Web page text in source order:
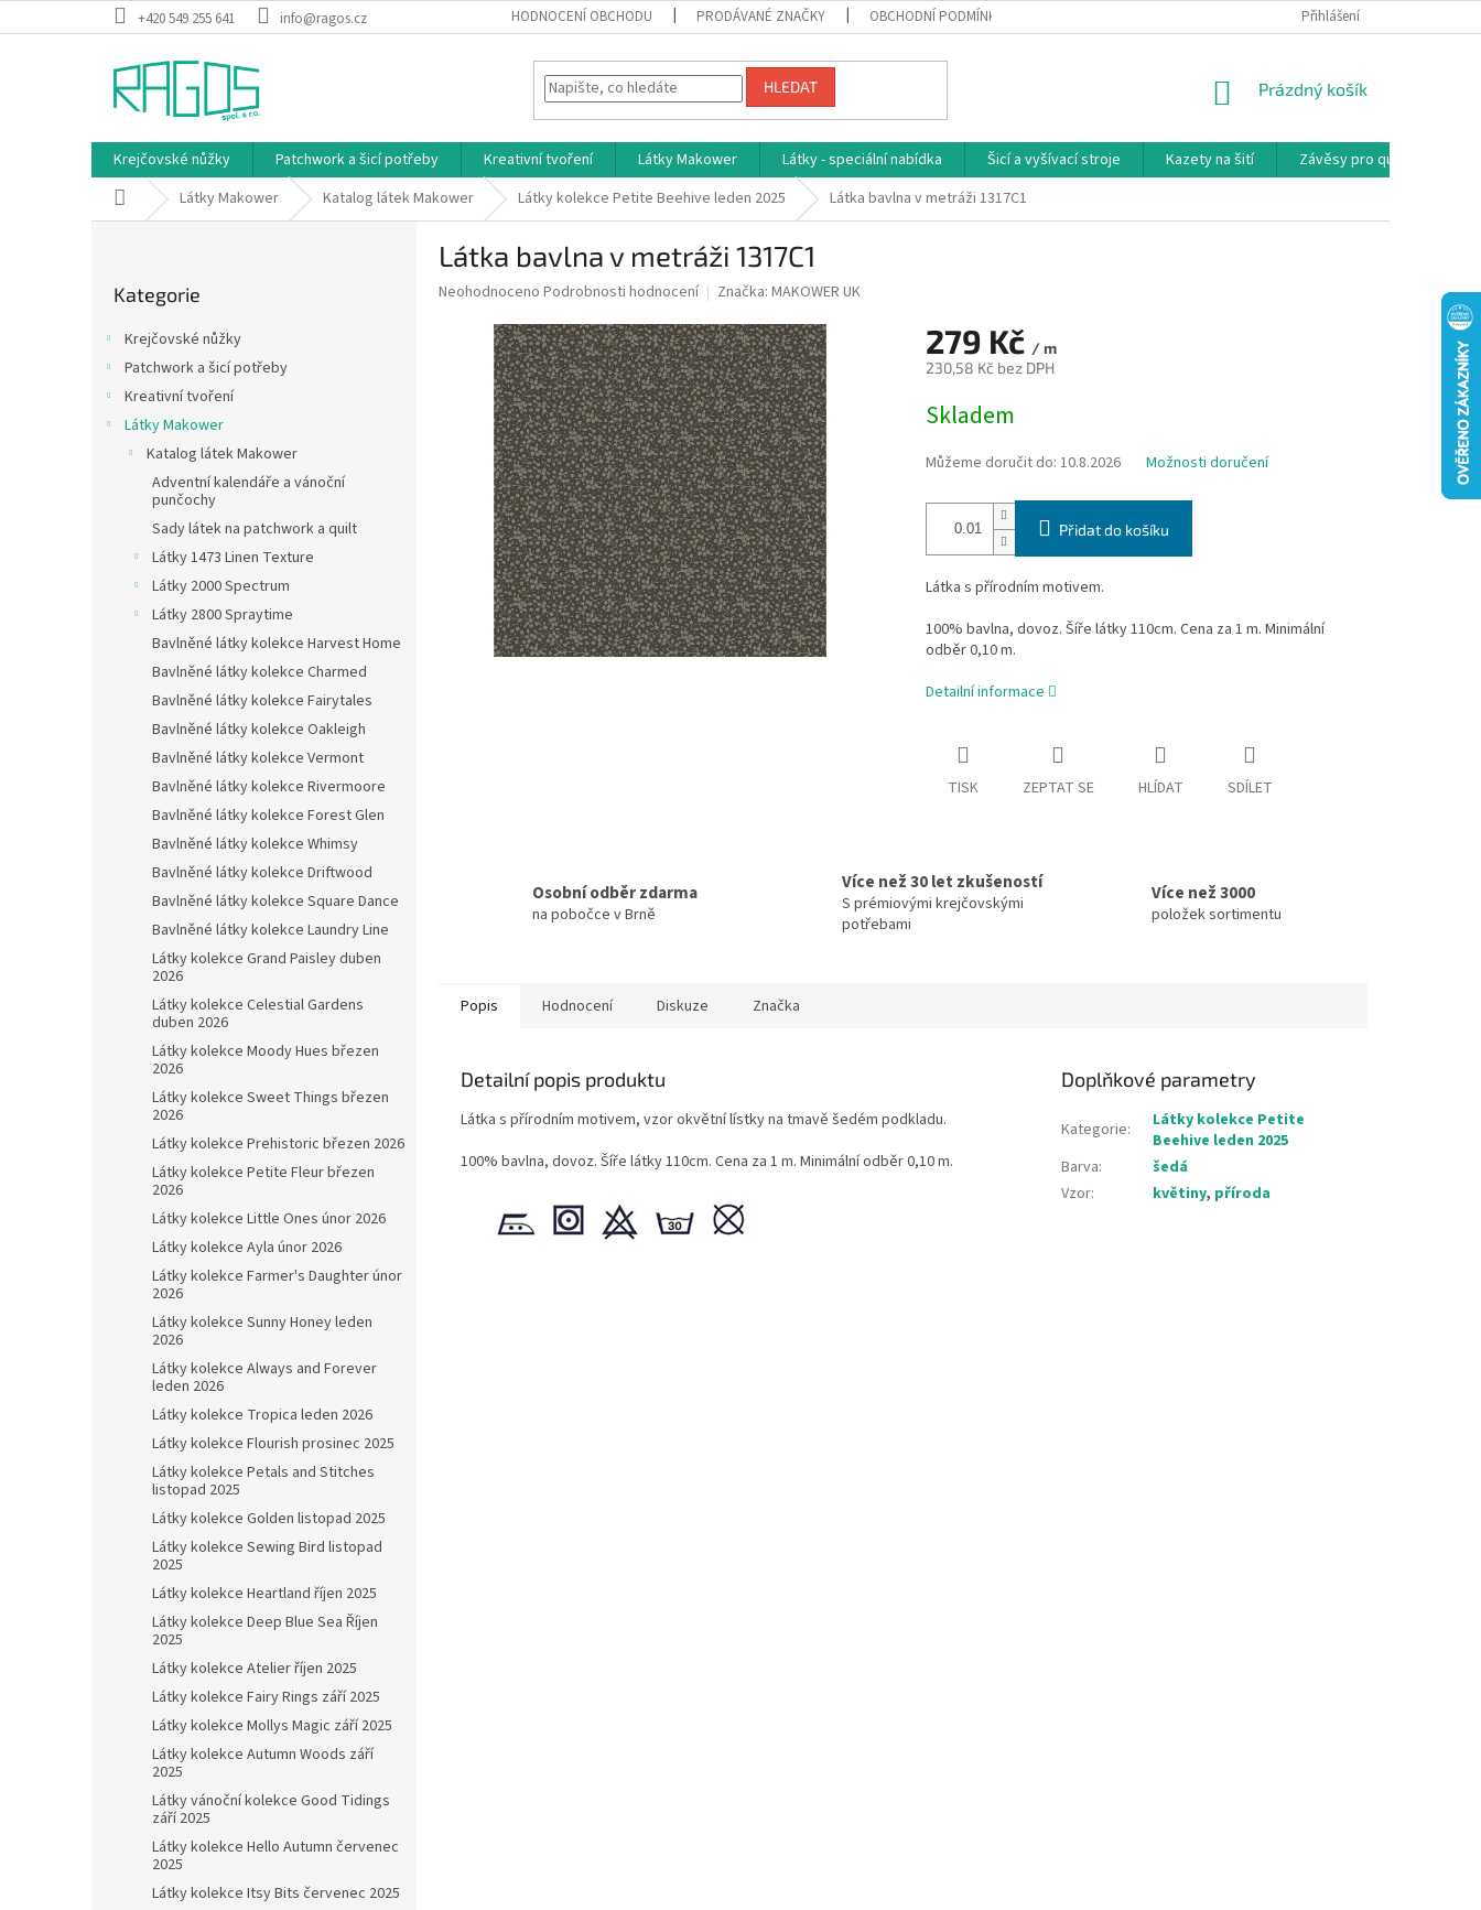
na
+420 549 255 641 info@ragos.cz HODNOCENÍ OBCHODU PRODÁVANÉ ZNAČKY OBCHODNÍ PODMÍNKY REKLAMAČNÍ PODMÍNKY
Přihlášení
HLEDAT
NÁKUPNÍ
Prázdný košík
Krejčovské nůžky Patchwork a šicí potřeby Kreativní tvoření Látky Makower Látky - speciální nabídka Šicí a vyšívací stroje Kazety na šití Závěsy pro quilty
Domů Látky Makower Katalog látek Makower Látky kolekce Petite Beehive leden 2025 Látka bavlna v metráži 1317C1
kategorie
Kategorie
Krejčovské nůžky
Patchwork a šicí potřeby
Kreativní tvoření
Látky Makower
Katalog látek Makower
Adventní kalendáře a vánoční
punčochy
Sady látek na patchwork a quilt
Látky 1473 Linen Texture
Látky 2000 Spectrum
Látky 2800 Spraytime
Bavlněné látky kolekce Harvest Home
Bavlněné látky kolekce Charmed
Bavlněné látky kolekce Fairytales
Bavlněné látky kolekce Oakleigh
Bavlněné látky kolekce Vermont
Bavlněné látky kolekce Rivermoore
Bavlněné látky kolekce Forest Glen
Bavlněné látky kolekce Whimsy
Bavlněné látky kolekce Driftwood
Bavlněné látky kolekce Square Dance
Bavlněné látky kolekce Laundry Line
Látky kolekce Grand Paisley duben
2026
Látky kolekce Celestial Gardens
duben 2026
Látky kolekce Moody Hues březen
2026
Látky kolekce Sweet Things březen
2026
Látky kolekce Prehistoric březen 2026
Látky kolekce Petite Fleur březen
2026
Látky kolekce Little Ones únor 2026
Látky kolekce Ayla únor 2026
Látky kolekce Farmer's Daughter únor
2026
Látky kolekce Sunny Honey leden
2026
Látky kolekce Always and Forever
leden 2026
Látky kolekce Tropica leden 2026
Látky kolekce Flourish prosinec 2025
Látky kolekce Petals and Stitches
listopad 2025
Látky kolekce Golden listopad 2025
Látky kolekce Sewing Bird listopad
2025
Látky kolekce Heartland říjen 2025
Látky kolekce Deep Blue Sea Říjen
2025
Látky kolekce Atelier říjen 2025
Látky kolekce Fairy Rings září 2025
Látky kolekce Mollys Magic září 2025
Látky kolekce Autumn Woods září
2025
Látky vánoční kolekce Good Tidings
září 2025
Látky kolekce Hello Autumn červenec
2025
Látky kolekce Itsy Bits červenec 2025
Látka bavlna v metráži 1317C1
Průměrné
produktu
hvězdiček.
Neohodnoceno Podrobnosti hodnocení Značka: MAKOWER UK
279 Kč / m
230,58 Kč bez DPH
cena:
Skladem
Můžeme doručit do: 10.8.2026 Možnosti doručení
Přidat do košíku
Látka s přírodním motivem.
100% bavlna, dovoz. Šíře látky 110cm. Cena za 1 m. Minimální
odběr 0,10 m.
Detailní informace
TISK ZEPTAT SE HLÍDAT SDÍLET
Osobní odběr zdarma
na pobočce v Brně
Více než 30 let zkušeností
S prémiovými krejčovskými
potřebami
Více než 3000
položek sortimentu
Popis Hodnocení Diskuze Značka
Detailní popis produktu
Látka s přírodním motivem, vzor okvětní lístky na tmavě šedém podkladu.
100% bavlna, dovoz. Šíře látky 110cm. Cena za 1 m. Minimální odběr 0,10 m.
Doplňkové parametry
Kategorie:
Látky kolekce Petite
Beehive leden 2025
Barva:
šedá
Vzor: květiny, příroda